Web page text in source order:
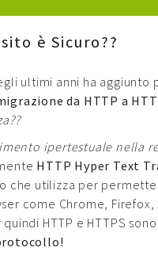
è Sicuro??
ultimi anni ha aggiunto
da HTTP a
ipertestuale nella
HTTP Hyper Text
che utilizza per
come Chrome, Firefox,
HTTP e HTTPS